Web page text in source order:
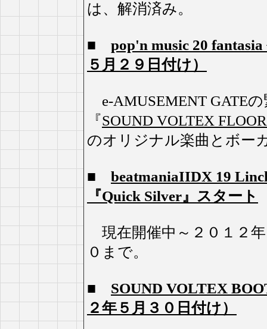
は、解消済み。
■ pop'n music 20
５月２９日付け）
e-AMUSEMENT GATE
『SOUND VOLTEX FLOOR
のオリジナル楽曲とボー
■ beatmaniaIIDX 19
『Quick Silver』スタート
現在開催中～２０１２
０まで。
■ SOUND VOLTEX
２年５月３０日付け）